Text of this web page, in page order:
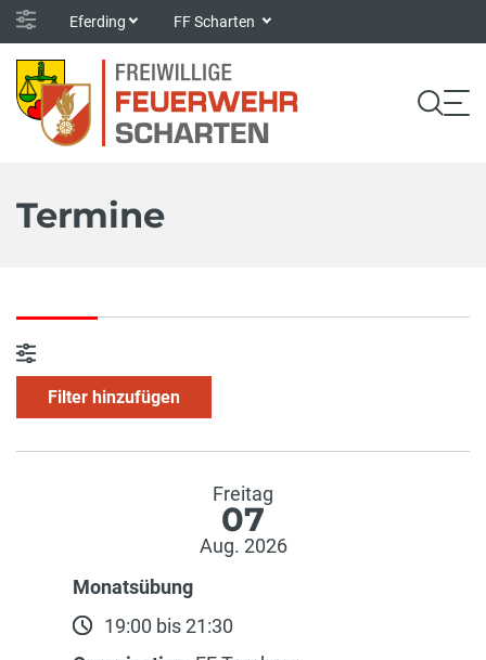
Eferding FF Scharten
Termine
Filter hinzufügen
Freitag
07
Aug. 2026
Monatsübung
19:00 bis 21:30